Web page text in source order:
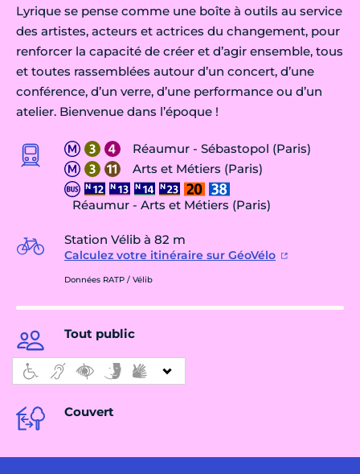
Lyrique se pense comme une boîte à outils au service
des artistes, acteurs et actrices du changement, pour
renforcer la capacité de créer et d’agir ensemble, tous
et toutes rassemblées autour d’un concert, d’une
conférence, d’un verre, d’une performance ou d’un
atelier. Bienvenue dans l’époque !
Réaumur - Sébastopol (Paris)
Arts et Métiers (Paris)
Réaumur - Arts et Métiers (Paris)
Station Vélib à 82 m
Calculez votre itinéraire sur GéoVélo
Données RATP / Vélib
Tout public
Couvert